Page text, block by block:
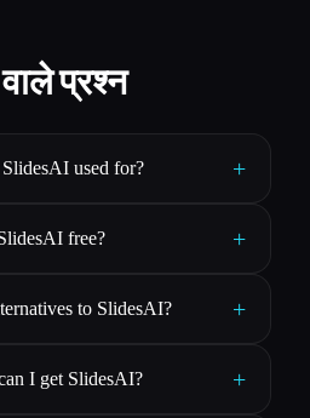
प्रश्न
used for? +
free? +
to SlidesAI? +
I get SlidesAI? +